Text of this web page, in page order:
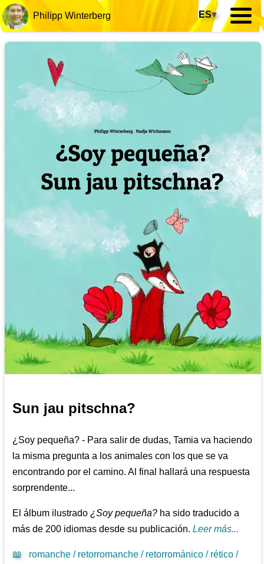
Philipp Winterberg ES▾
Sun jau pitschna?
¿Soy pequeña? - Para salir de dudas, Tamia va haciendo
la misma pregunta a los animales con los que se va
encontrando por el camino. Al final hallará una respuesta
sorprendente...
El álbum ilustrado¿Soy pequeña? ha sido traducido a
más de 200 idiomas desde su publicación.Leer más...
📖
romanche / retorromanche / retorrománico / rético /